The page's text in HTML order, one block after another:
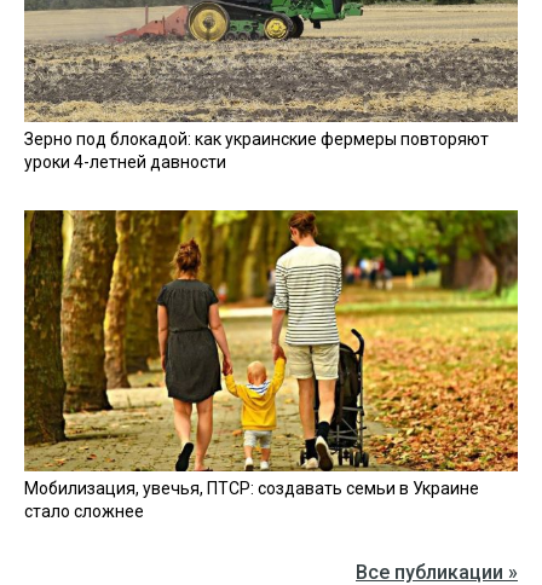
Зерно под блокадой: как украинские фермеры повторяют
уроки 4-летней давности
Мобилизация, увечья, ПТСР: создавать семьи в Украине
стало сложнее
Все публикации »